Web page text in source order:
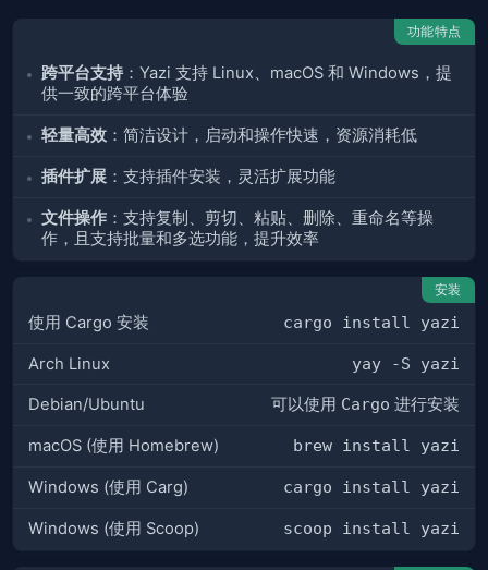
功能特点
跨平台支持 ：Yazi 支持 Linux、macOS 和 Windows，提
供一致的跨平台体验
轻量高效 ：简洁设计，启动和操作快速，资源消耗低
插件扩展 ：支持插件安装，灵活扩展功能
文件操作 ：支持复制、剪切、粘贴、删除、重命名等操
作，且支持批量和多选功能，提升效率
安装
使用 Cargo 安装 cargo install yazi
Arch Linux yay -S yazi
Debian/Ubuntu 可以使用 Cargo 进行安装
macOS (使用 Homebrew) brew install yazi
Windows (使用 Carg) cargo install yazi
Windows (使用 Scoop) scoop install yazi